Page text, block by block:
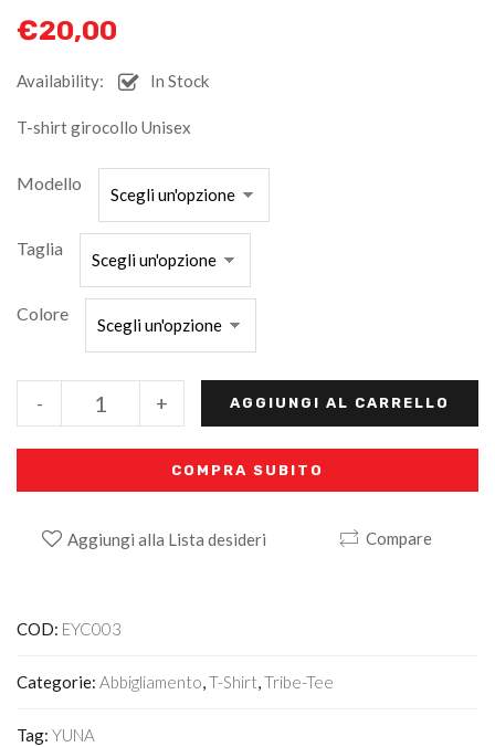
€20,00
Availability: In Stock
T-shirt girocollo Unisex
Modello
Taglia
Colore
+
- AGGIUNGI AL CARRELLO
COMPRA SUBITO
Aggiungi alla Lista desideri Compare
COD: EYC003
Categorie: Abbigliamento,T-Shirt,Tribe-Tee
Tag: YUNA